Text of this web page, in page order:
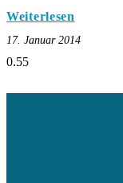
Weiterlesen
17. Januar 2014